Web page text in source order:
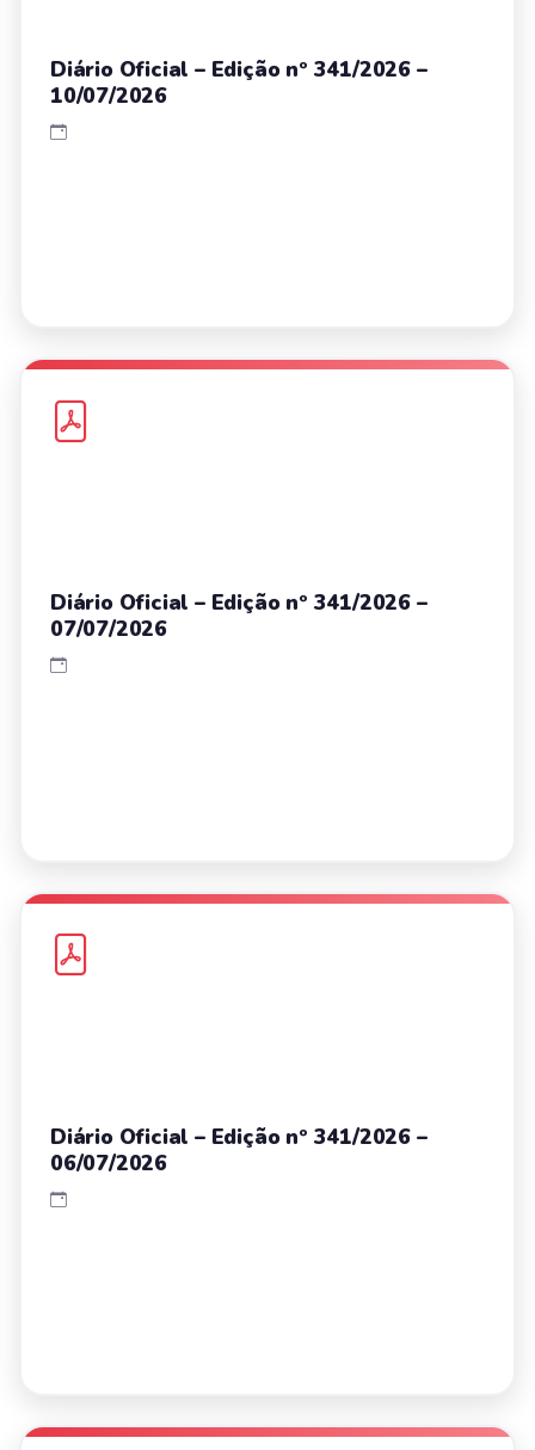
Diário Oficial – Edição nº 341/2026 –
10/07/2026
Diário Oficial – Edição nº 341/2026 –
07/07/2026
Diário Oficial – Edição nº 341/2026 –
06/07/2026